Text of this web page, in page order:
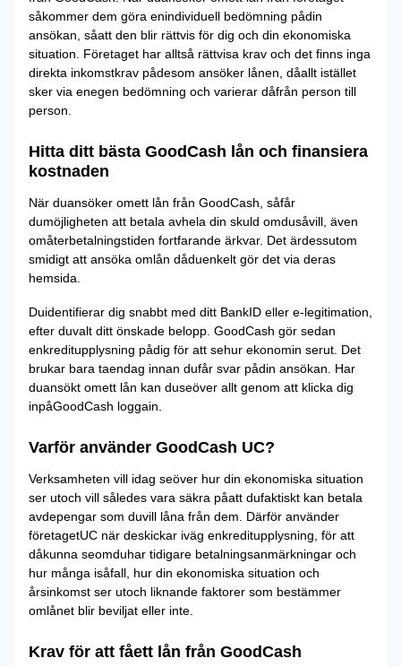
såkommer dem göra enindividuell bedömning pådin
ansökan, såatt den blir rättvis för dig och din ekonomiska
situation. Företaget har alltså rättvisa krav och det finns inga
direkta inkomstkrav pådesom ansöker lånen, dåallt istället
sker via enegen bedömning och varierar dåfrån person till
person.
Hitta ditt bästa GoodCash lån och finansiera
kostnaden
När duansöker omett lån från GoodCash, såfår
dumöjligheten att betala avhela din skuld omdusåvill, även
omåterbetalningstiden fortfarande ärkvar. Det ärdessutom
smidigt att ansöka omlån dåduenkelt gör det via deras
hemsida.
Duidentifierar dig snabbt med ditt BankID eller e-legitimation,
efter duvalt ditt önskade belopp. GoodCash gör sedan
enkreditupplysning pådig för att sehur ekonomin serut. Det
brukar bara taendag innan dufår svar pådin ansökan. Har
duansökt omett lån kan duseöver allt genom att klicka dig
inpåGoodCash loggain.
Varför använder GoodCash UC?
Verksamheten vill idag seöver hur din ekonomiska situation
ser utoch vill således vara säkra påatt dufaktiskt kan betala
avdepengar som duvill låna från dem. Därför använder
företagetUC när deskickar iväg enkreditupplysning, för att
dåkunna seomduhar tidigare betalningsanmärkningar och
hur många isåfall, hur din ekonomiska situation och
årsinkomst ser utoch liknande faktorer som bestämmer
omlånet blir beviljat eller inte.
Krav för att fåett lån från GoodCash